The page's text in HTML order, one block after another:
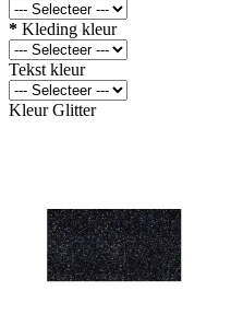
* Kleding kleur
Tekst kleur
Kleur Glitter